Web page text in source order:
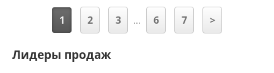
1 2 3 ... 6 7 >
Лидеры продаж